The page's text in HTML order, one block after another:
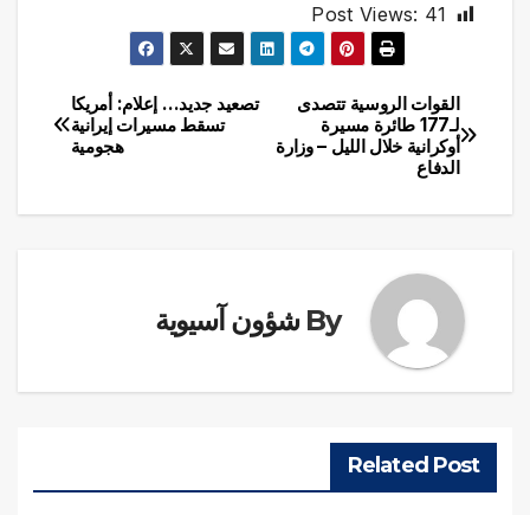
Post Views: 41
تصفّح
المقالات
تصعيد جديد… إعلام: أمريكا
تسقط مسيرات إيرانية
هجومية
القوات الروسية تتصدى
لـ177 طائرة مسيرة
أوكرانية خلال الليل – وزارة
الدفاع
By شؤون آسيوية
Related Post